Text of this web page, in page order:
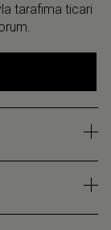
tarafıma ticari